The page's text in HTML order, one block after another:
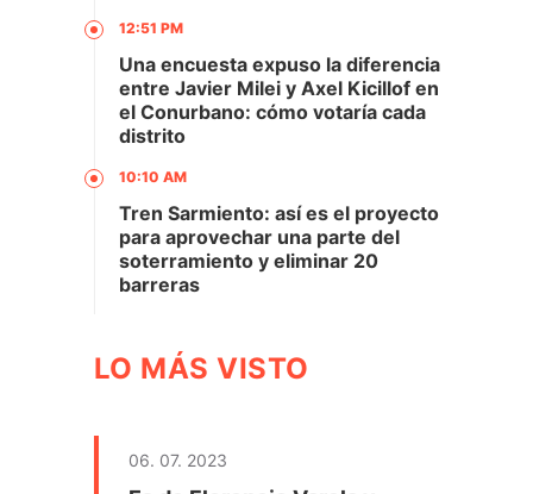
12:51 PM
Una encuesta expuso la diferencia
entre Javier Milei y Axel Kicillof en
el Conurbano: cómo votaría cada
distrito
10:10 AM
Tren Sarmiento: así es el proyecto
para aprovechar una parte del
soterramiento y eliminar 20
barreras
LO MÁS VISTO
06. 07. 2023